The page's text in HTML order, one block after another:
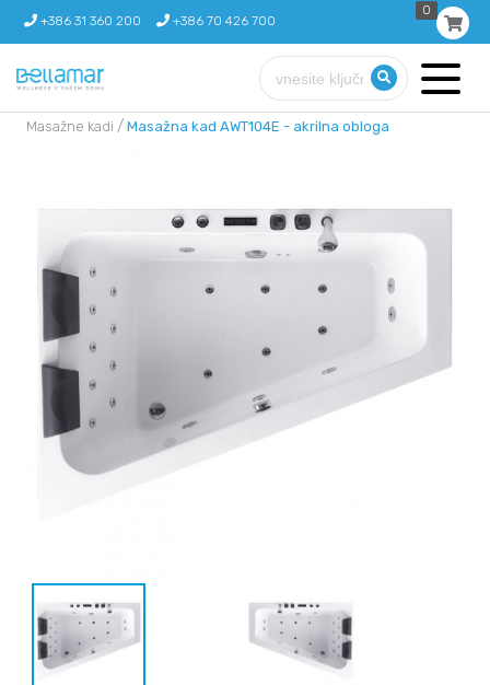
+386 31 360 200 +386 70 426 700
0
Masažne kadi / Masažna kad AWT104E - akrilna obloga